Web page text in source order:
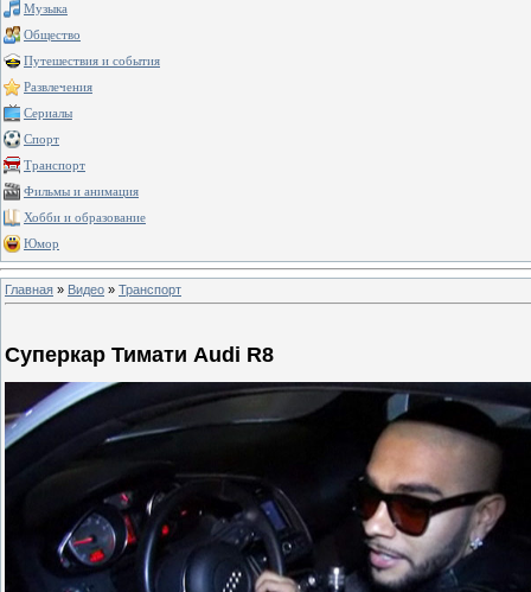
Музыка
Общество
Путешествия и события
Развлечения
Сериалы
Спорт
Транспорт
Фильмы и анимация
Хобби и образование
Юмор
Главная » Видео » Транспорт
Суперкар Тимати Audi R8